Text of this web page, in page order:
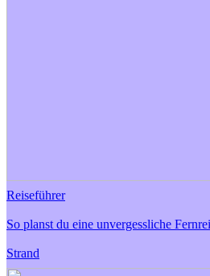
Reiseführer
So planst du eine unvergessliche
Strand